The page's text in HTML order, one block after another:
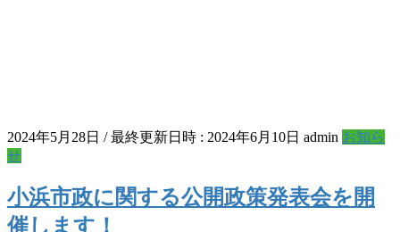
2024年5月28日 / 最終更新日時 : 2024年6月10日 admin お知ら
せ
小浜市政に関する公開政策発表会を開
催します！